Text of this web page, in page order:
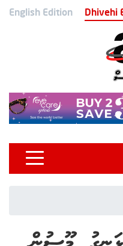
English Edition Dhivehi